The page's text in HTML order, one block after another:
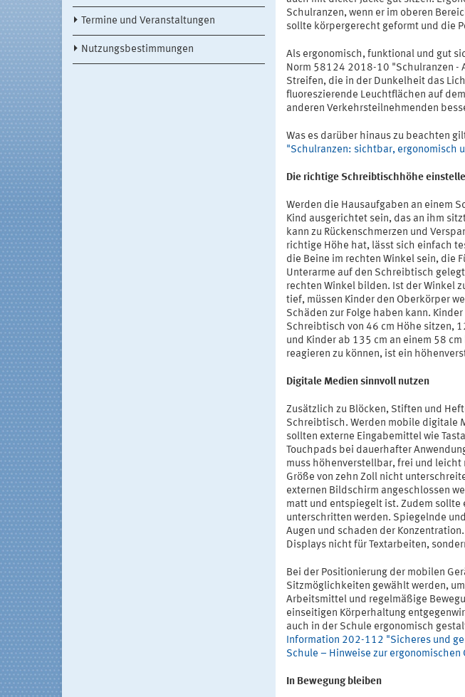
Termine und Veranstaltungen
Nutzungsbestimmungen
Schulranzen, wenn er im oberen
sollte körpergerecht geformt und die
Als ergonomisch, funktional und gut
Norm 58124 2018-10 "Schulranzen -
Streifen, die in der Dunkelheit das
fluoreszierende Leuchtflächen auf
anderen Verkehrsteilnehmenden
Was es darüber hinaus zu beachten
"Schulranzen: sichtbar, ergonomisch
Die richtige Schreibtischhöhe
Werden die Hausaufgaben an einem
Kind ausgerichtet sein, das an ihm
kann zu Rückenschmerzen und
richtige Höhe hat, lässt sich einfach
die Beine im rechten Winkel sein, die
Unterarme auf den Schreibtisch
rechten Winkel bilden. Ist der Winkel
tief, müssen Kinder den Oberkörper
Schäden zur Folge haben kann.
Schreibtisch von 46 cm Höhe sitzen,
und Kinder ab 135 cm an einem 58
reagieren zu können, ist ein
Digitale Medien sinnvoll nutzen
Zusätzlich zu Blöcken, Stiften und
Schreibtisch. Werden mobile digitale
sollten externe Eingabemittel wie
Touchpads bei dauerhafter
muss höhenverstellbar, frei und
Größe von zehn Zoll nicht
externen Bildschirm angeschlossen
matt und entspiegelt ist. Zudem
unterschritten werden. Spiegelnde
Augen und schaden der
Displays nicht für Textarbeiten,
Bei der Positionierung der mobilen
Sitzmöglichkeiten gewählt werden,
Arbeitsmittel und regelmäßige
einseitigen Körperhaltung
auch in der Schule ergonomisch
Information 202-112 "Sicheres und
Schule – Hinweise zur ergonomischen
In Bewegung bleiben